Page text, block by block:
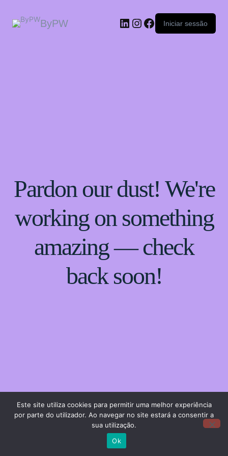
ByPW Iniciar sessão
Pardon our dust! We're
working on something
amazing — check
back soon!
Este site utiliza cookies para permitir uma melhor experiência
por parte do utilizador. Ao navegar no site estará a consentir a
sua utilização.
Ok